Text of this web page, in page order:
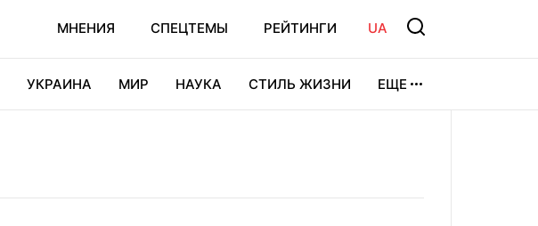
МНЕНИЯ СПЕЦТЕМЫ РЕЙТИНГИ UA
УКРАИНА МИР НАУКА СТИЛЬ ЖИЗНИ ЕЩЕ